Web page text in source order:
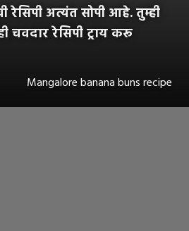
रेसिपी अत्यंत सोपी आहे. तुम्ही
चवदार रेसिपी ट्राय करू
Mangalore banana buns recipe